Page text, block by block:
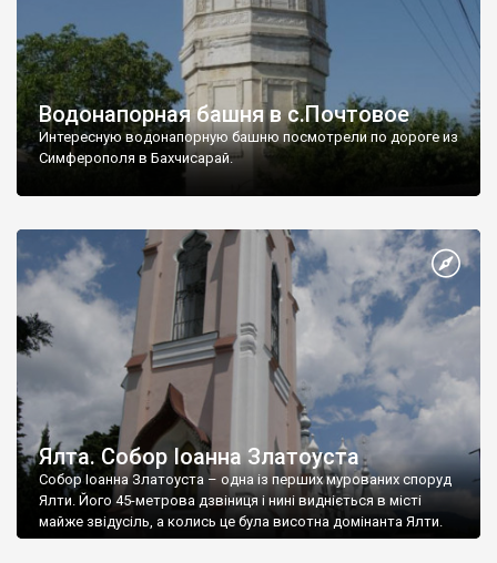
Водонапорная башня в с.Почтовое
Интересную водонапорную башню посмотрели по дороге из
Симферополя в Бахчисарай.
Ялта. Собор Іоанна Златоуста
Собор Іоанна Златоуста – одна із перших мурованих споруд
Ялти. Його 45-метрова дзвіниця і нині видніється в місті
майже звідусіль, а колись це була висотна домінанта Ялти.